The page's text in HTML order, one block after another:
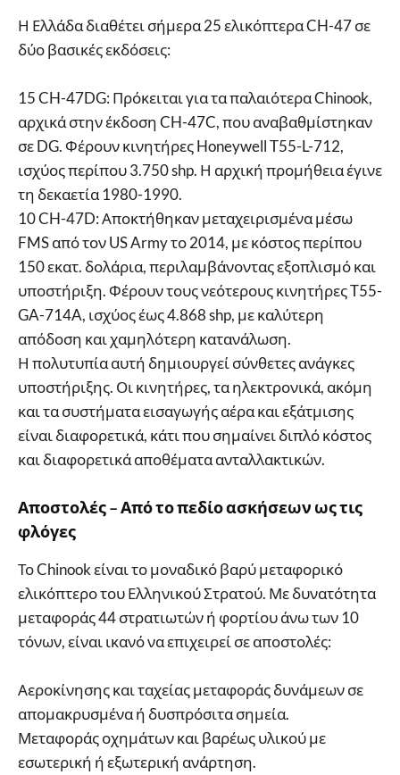
Η Ελλάδα διαθέτει σήμερα 25 ελικόπτερα CH-47 σε
δύο βασικές εκδόσεις:
15 CH-47DG: Πρόκειται για τα παλαιότερα Chinook,
αρχικά στην έκδοση CH-47C, που αναβαθμίστηκαν
σε DG. Φέρουν κινητήρες Honeywell T55-L-712,
ισχύος περίπου 3.750 shp. Η αρχική προμήθεια έγινε
τη δεκαετία 1980-1990.
10 CH-47D: Αποκτήθηκαν μεταχειρισμένα μέσω
FMS από τον US Army το 2014, με κόστος περίπου
150 εκατ. δολάρια, περιλαμβάνοντας εξοπλισμό και
υποστήριξη. Φέρουν τους νεότερους κινητήρες T55-
GA-714A, ισχύος έως 4.868 shp, με καλύτερη
απόδοση και χαμηλότερη κατανάλωση.
Η πολυτυπία αυτή δημιουργεί σύνθετες ανάγκες
υποστήριξης. Οι κινητήρες, τα ηλεκτρονικά, ακόμη
και τα συστήματα εισαγωγής αέρα και εξάτμισης
είναι διαφορετικά, κάτι που σημαίνει διπλό κόστος
και διαφορετικά αποθέματα ανταλλακτικών.
Αποστολές – Από το πεδίο ασκήσεων ως τις
φλόγες
Το Chinook είναι το μοναδικό βαρύ μεταφορικό
ελικόπτερο του Ελληνικού Στρατού. Με δυνατότητα
μεταφοράς 44 στρατιωτών ή φορτίου άνω των 10
τόνων, είναι ικανό να επιχειρεί σε αποστολές:
Αεροκίνησης και ταχείας μεταφοράς δυνάμεων σε
απομακρυσμένα ή δυσπρόσιτα σημεία.
Μεταφοράς οχημάτων και βαρέως υλικού με
εσωτερική ή εξωτερική ανάρτηση.